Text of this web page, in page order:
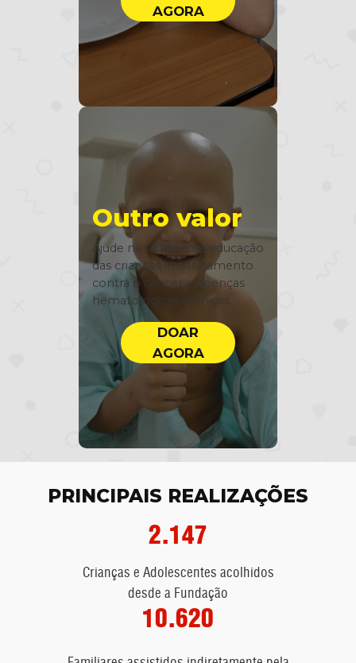
AGORA
Outro valor
Ajude na saúde e na educação
das crianças em tratamento
contra o câncer e doenças
hematológicas crônicas.
DOAR
AGORA
PRINCIPAIS REALIZAÇÕES
2.147
Crianças e Adolescentes acolhidos
desde a Fundação
10.620